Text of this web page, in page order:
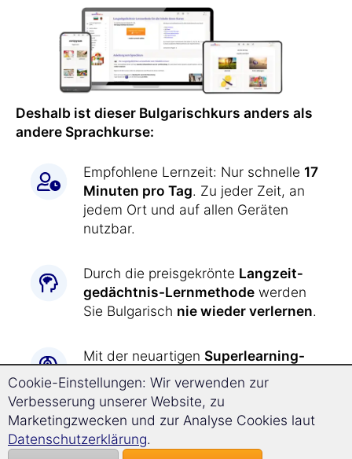
Deshalb ist dieser Bulgarischkurs anders als
andere Sprachkurse:
Empfohlene Lernzeit: Nur schnelle 17
Minuten pro Tag. Zu jeder Zeit, an
jedem Ort und auf allen Geräten
nutzbar.
Durch die preisgekrönte Langzeit­
gedächtnis-Lernmethode werden
Sie Bulgarisch nie wieder verlernen.
Mit der neuartigen Superlearning-
Technologie kommen Sie entspannt
deutlich schneller voran
sich besser konzentrieren.
Cookie-Einstellungen: Wir verwenden zur
Verbesserung unserer Website, zu
Marketingzwecken und zur Analyse Cookies laut
Datenschutzerklärung.